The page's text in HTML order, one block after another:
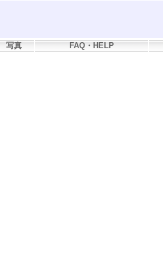
写真 FAQ・HELP